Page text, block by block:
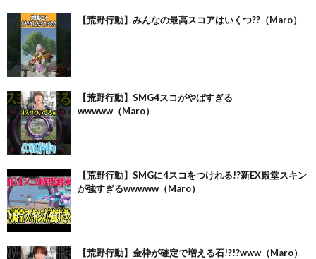
【荒野行動】みんなの最高スコアはいくつ??（Maro）
【荒野行動】SMG4スコがやばすぎる
wwwww（Maro）
【荒野行動】SMGに4スコをつけれる!?新EX殿堂スキン
が強すぎるwwwww（Maro）
【荒野行動】金枠が確定で増える石!?!?www（Maro）